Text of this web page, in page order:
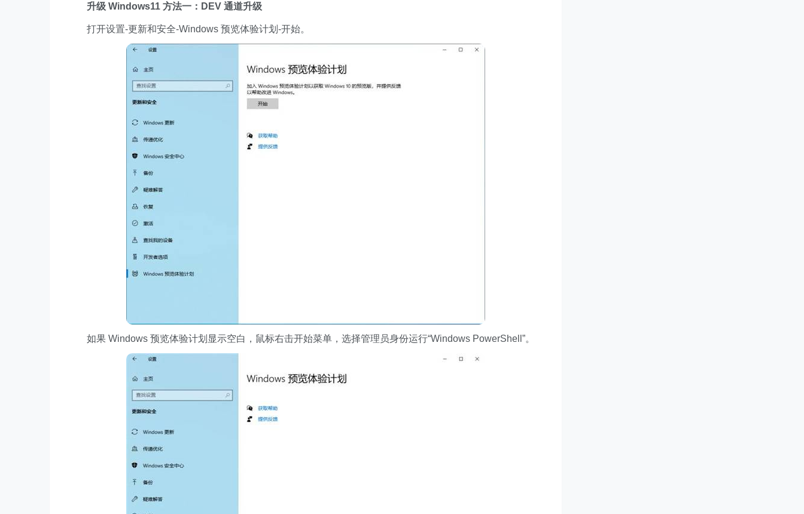
升级 Windows11 方法一：DEV 通道升级
打开设置-更新和安全-Windows 预览体验计划-开始。
如果 Windows 预览体验计划显示空白，鼠标右击开始菜单，选择管理员身份运行“Windows PowerShell”。